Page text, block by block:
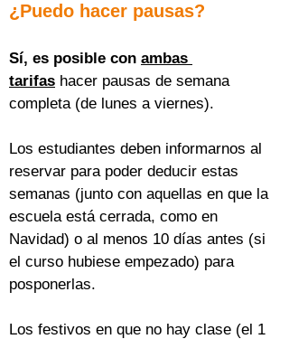
¿Puedo hacer pausas?
Sí, es posible con ambas
tarifas hacer pausas de semana
completa (de lunes a viernes).
Los estudiantes deben informarnos al
reservar para poder deducir estas
semanas (junto con aquellas en que la
escuela está cerrada, como en
Navidad) o al menos 10 días antes (si
el curso hubiese empezado) para
posponerlas.
Los festivos en que no hay clase (el 1